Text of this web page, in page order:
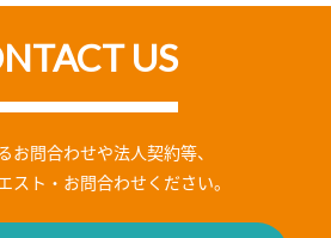
US
お問合わせや法人契約等、
スト・お問合わせください。